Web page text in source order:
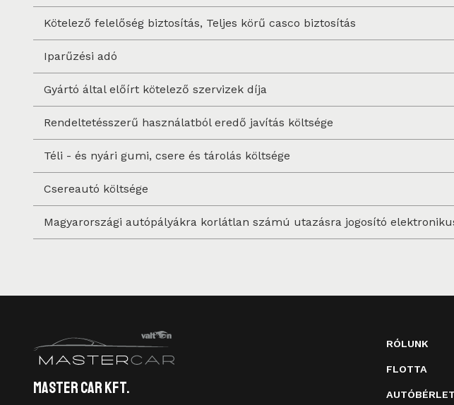
Kötelező felelőség biztosítás, Teljes körű casco biztosítás
Iparűzési adó
Gyártó által előírt kötelező szervizek díja
Rendeltetésszerű használatból eredő javítás költsége
Téli - és nyári gumi, csere és tárolás költsége
Csereautó költsége
Magyarországi autópályákra korlátlan számú utazásra jogosító
Master Car Kft.
RÓLUNK
FLOTTA
AUTÓBÉRLET